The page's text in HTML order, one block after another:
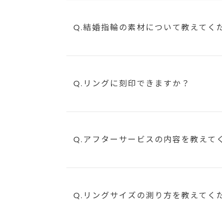
Q.結婚指輪の素材について教えてく
Q.リングに刻印できますか？
Q.アフターサービスの内容を教えて
Q.リングサイズの測り方を教えてく